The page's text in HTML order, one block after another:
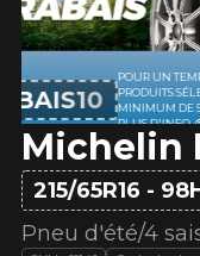
PNEUS
Rechercher par
Par
Recherche par
ROUES
Par
ENSEMBLES
PROMOTIONS
Michelin
215/65R16 -
Pneu d'été/4
CODE PROMO